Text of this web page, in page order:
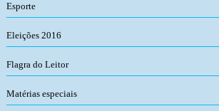
Esporte
Eleições 2016
Flagra do Leitor
Matérias especiais